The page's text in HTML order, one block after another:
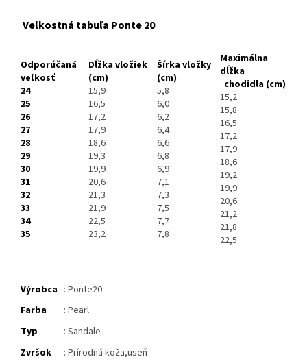
Veľkostná tabuľa Ponte 20
Odporúčaná
veľkosť
24
25
26
27
28
29
30
31
32
33
34
35
Dĺžka vložiek
(cm)
15,9
16,5
17,2
17,9
18,6
19,3
19,9
20,6
21,3
21,9
22,5
23,2
Šírka vložky
(cm)
5,8
6,0
6,2
6,4
6,6
6,8
6,9
7,1
7,3
7,5
7,7
7,8
Maximálna
dĺžka
chodidla (cm)
15,2
15,8
16,5
17,2
17,9
18,6
19,2
19,9
20,6
21,2
21,8
22,5
Výrobca : Ponte20
Farba
: Pearl
Typ
: Sandale
Zvršok
: Prírodná koža,useň